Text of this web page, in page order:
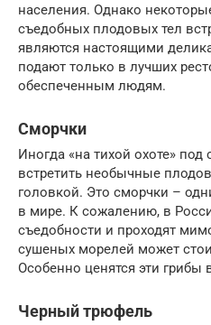
населения. Однако
съедобных плодовых тел
являются настоящими
подают только в лучших
обеспеченным людям.
Сморчки
Иногда «на тихой охоте»
встретить необычные
головкой. Это сморчки –
в мире. К сожалению, в
съедобности и проходят
сушеных морелей может
Особенно ценятся эти
Черный трюфель